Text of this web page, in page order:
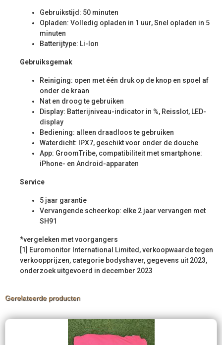
Gebruikstijd: 50 minuten
Opladen: Volledig opladen in 1 uur, Snel opladen in 5
minuten
Batterijtype: Li-Ion
Gebruiksgemak
Reiniging: open met één druk op de knop en spoel af
onder de kraan
Nat en droog te gebruiken
Display: Batterijniveau-indicator in %, Reisslot, LED-
display
Bediening: alleen draadloos te gebruiken
Waterdicht: IPX7, geschikt voor onder de douche
App: GroomTribe, compatibiliteit met smartphone:
iPhone- en Android-apparaten
Service
5 jaar garantie
Vervangende scheerkop: elke 2 jaar vervangen met
SH91
*vergeleken met voorgangers
[1] Euromonitor International Limited, verkoopwaarde tegen
verkoopprijzen, categorie bodyshaver, gegevens uit 2023,
onderzoek uitgevoerd in december 2023
Gerelateerde producten